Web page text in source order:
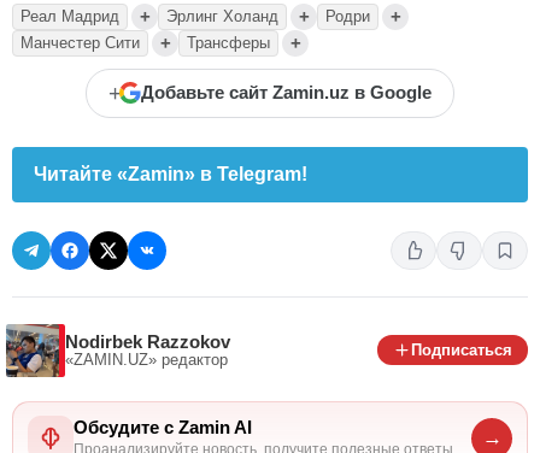
Реал Мадрид + Эрлинг Холанд + Родри +
Манчестер Сити + Трансферы +
+ Добавьте сайт Zamin.uz в Google
Читайте «Zamin» в Telegram!
Nodirbek Razzokov
«ZAMIN.UZ» редактор
Подписаться
Обсудите с Zamin AI →